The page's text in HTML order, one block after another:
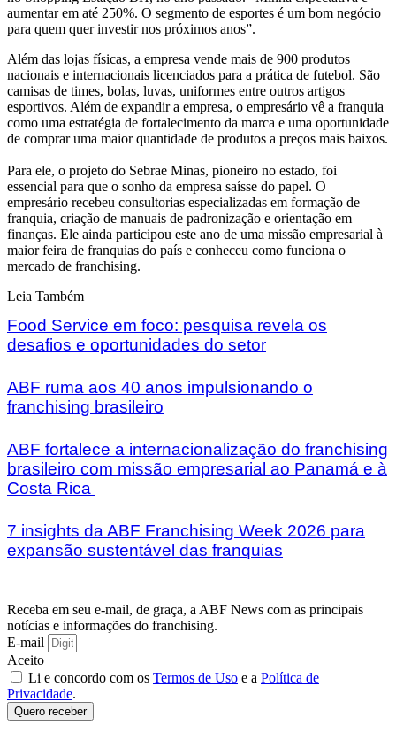
aumentar em até 250%. O segmento de esportes é um bom negócio
para quem quer investir nos próximos anos”.
Além das lojas físicas, a empresa vende mais de 900 produtos
nacionais e internacionais licenciados para a prática de futebol. São
camisas de times, bolas, luvas, uniformes entre outros artigos
esportivos. Além de expandir a empresa, o empresário vê a franquia
como uma estratégia de fortalecimento da marca e uma oportunidade
de comprar uma maior quantidade de produtos a preços mais baixos.
Para ele, o projeto do Sebrae Minas, pioneiro no estado, foi
essencial para que o sonho da empresa saísse do papel. O
empresário recebeu consultorias especializadas em formação de
franquia, criação de manuais de padronização e orientação em
finanças. Ele ainda participou este ano de uma missão empresarial à
maior feira de franquias do país e conheceu como funciona o
mercado de franchising.
Leia Também
Food Service em foco: pesquisa revela os
desafios e oportunidades do setor
ABF ruma aos 40 anos impulsionando o
franchising brasileiro
ABF fortalece a internacionalização do franchising
brasileiro com missão empresarial ao Panamá e à
Costa Rica
7 insights da ABF Franchising Week 2026 para
expansão sustentável das franquias
Receba em seu e-mail, de graça, a ABF News com as principais
notícias e informações do franchising.
E-mail
Aceito
Li e concordo com os Termos de Uso e a Política de
Privacidade.
Quero receber